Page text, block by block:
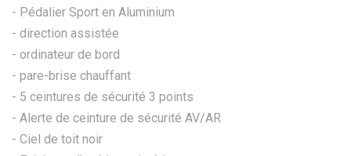
- Pédalier Sport en Aluminium
- direction assistée
- ordinateur de bord
- pare-brise chauffant
- 5 ceintures de sécurité 3 points
- Alerte de ceinture de sécurité AV/AR
- Ciel de toit noir